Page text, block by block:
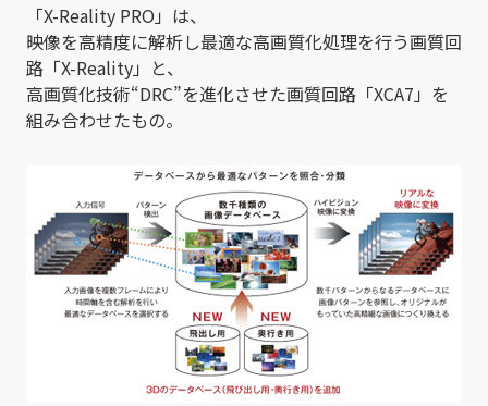
「X-Reality PRO」は、
映像を高精度に解析し最適な高画質化処理を行う画質回
路「X-Reality」と、
高画質化技術“DRC”を進化させた画質回路「XCA7」を
組み合わせたもの。